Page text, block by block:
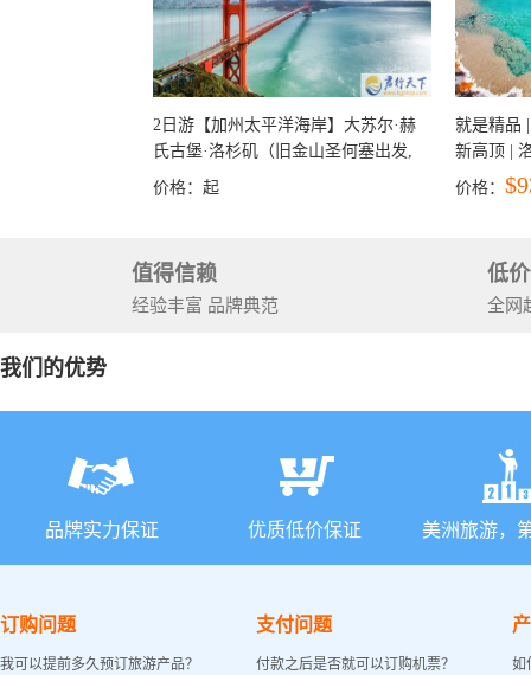
2日游【加州太平洋海岸】大苏尔·赫
氏古堡·洛杉矶（旧金山圣何塞出发,
洛杉矶结束）
价格： 起
就是精品
新高顶 |
彩穴+马
价格：
值得信赖
经验丰富 品牌典范
低
全网
我们的优势
品牌实力保证 优质低价保证 美洲旅游，
订购问题
我可以提前多久预订旅游产品？
支付问题
付款之后是否就可以订购机票？ 如